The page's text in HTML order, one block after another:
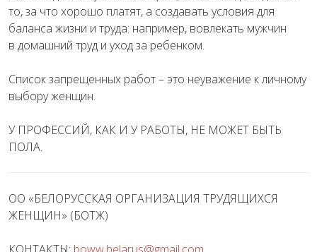
то, за что хорошо платят, а создавать условия для
баланса жизни и труда: например, вовлекать мужчин
в домашний труд и уход за ребенком.
Список запрещенных работ – это неуважение к личному
выбору женщин.
У ПРОФЕССИЙ, КАК И У РАБОТЫ, НЕ МОЖЕТ БЫТЬ
ПОЛА.
ОО «БЕЛОРУССКАЯ ОРГАНИЗАЦИЯ ТРУДЯЩИХСЯ
ЖЕНЩИН» (БОТЖ)